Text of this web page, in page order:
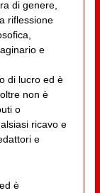
di genere,
riflessione
e
di lucro ed è
non è
o
ricavo e
e
è